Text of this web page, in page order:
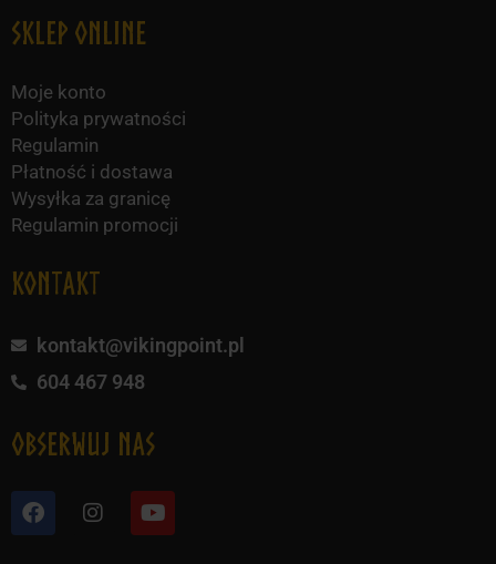
Sklep online
Moje konto
Polityka prywatności
Regulamin
Płatność i dostawa
Wysyłka za granicę
Regulamin promocji
KONTAKT
kontakt@vikingpoint.pl
604 467 948
obserwuj nas